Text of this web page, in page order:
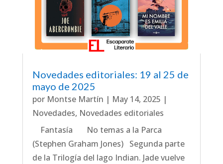
Novedades editoriales: 19 al 25 de
mayo de 2025
por Montse Martín | May 14, 2025 |
Novedades, Novedades editoriales
Fantasía No temas a la Parca
(Stephen Graham Jones) Segunda parte
de la Trilogía del lago Indian. Jade vuelve